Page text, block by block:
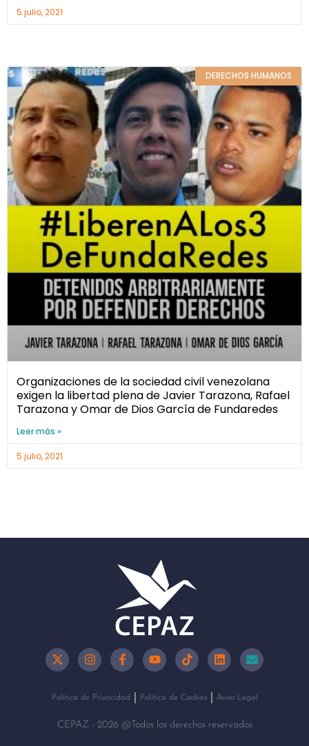
5 julio, 2021
DERECHOS HUMANOS
Organizaciones de la sociedad civil venezolana
exigen la libertad plena de Javier Tarazona, Rafael
Tarazona y Omar de Dios García de Fundaredes
Leer más »
5 julio, 2021
Política de Privacidad Política de Cookies Aviso Legal
CEPAZ - 2026 @Todos los derechos reservados